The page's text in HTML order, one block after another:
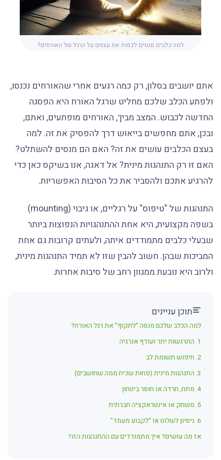
למה כלבים מנסים לכפות את עצמם על הרגל של האורחים?
אתם יושבים בסלון, רק כמה רגעים אחרי שהאורחים נכנסו,
ולפתע הכלב שלכם מחליט שרגל האורח היא הפסגה
החדשה לכבוש. המצב מביך, האורחים מופתעים, ואתם,
ובכן, אתם מחפשים בייאוש דרך להפסיק את זה. למה
בעצם הכלבים עושים את זה? האם הם מנסים להשתלט?
האם זו רק התנהגות מינית? אל דאגה, אנו בשיקס כאן כדי
להרגיע אתכם ולהסביר את כל הסיבות האפשריות.
התנהגות של "טיפוס" על רגליים, או גיבוי (mounting)
בשפה מקצועית, היא אחת ההתנהגויות הנפוצות ביותר
שבעלי כלבים מתמודדים איתה, ולעתים קרובות גם אחת
המביכות שבהן. חשוב להבין שזו לא תמיד התנהגות מינית,
ולרוב היא נובעת ממגוון רחב של סיבות אחרות.
תוכן עניינים
למה הכלב שלכם מנסה "לתקוף" את רגל האורח?
2. חיפוש תשומת לב
4. מתח, חרדה או חוסר ביטחון
אז מה עושים? איך מתמודדים עם ההתנהגות הזו?